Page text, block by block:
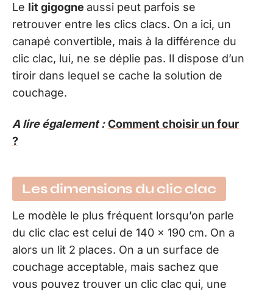
Le lit gigogne aussi peut parfois se
retrouver entre les clics clacs. On a ici, un
canapé convertible, mais à la différence du
clic clac, lui, ne se déplie pas. Il dispose d’un
tiroir dans lequel se cache la solution de
couchage.
A lire également : Comment choisir un four
?
Les dimensions du clic clac
Le modèle le plus fréquent lorsqu’on parle
du clic clac est celui de 140 x 190 cm. On a
alors un lit 2 places. On a un surface de
couchage acceptable, mais sachez que
vous pouvez trouver un clic clac qui, une